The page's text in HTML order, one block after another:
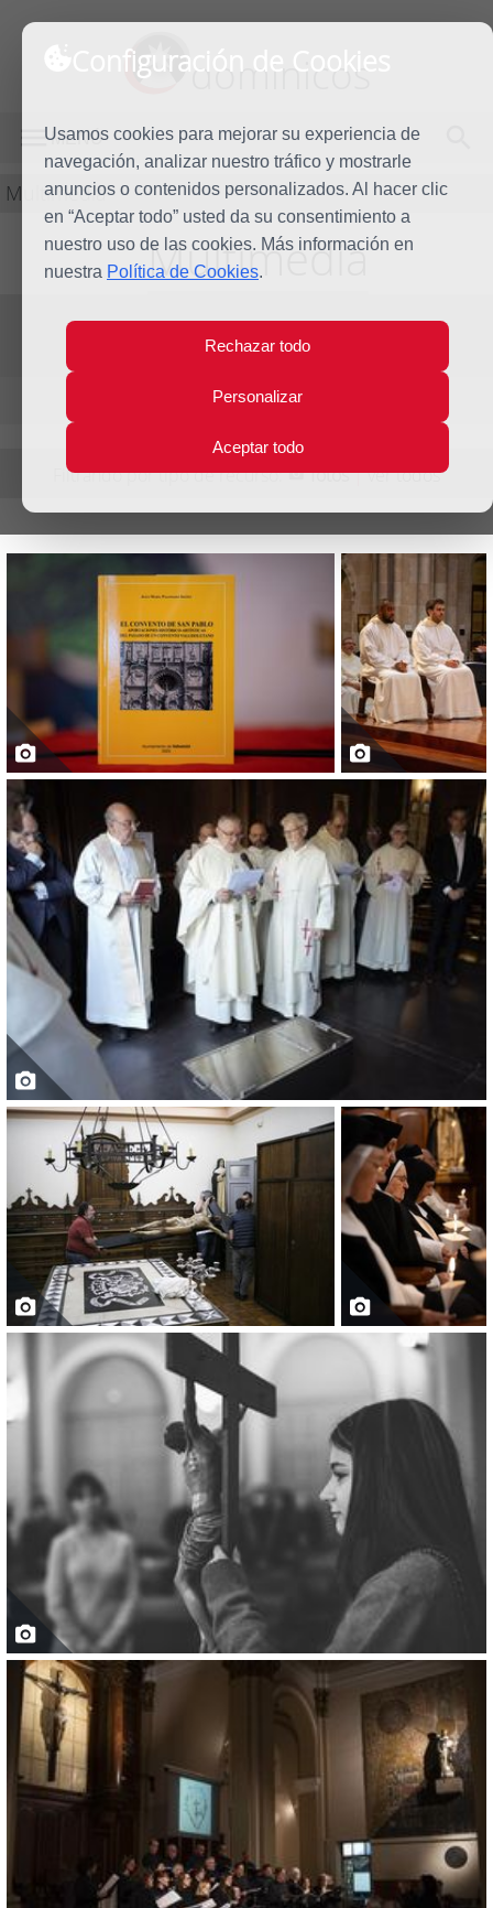
Configuración de Cookies
Usamos cookies para mejorar su experiencia de
navegación, analizar nuestro tráfico y mostrarle
anuncios o contenidos personalizados. Al hacer clic
en “Aceptar todo” usted da su consentimiento a
nuestro uso de las cookies. Más información en
nuestra Política de Cookies.
Rechazar todo
Personalizar
Aceptar todo
dominicos
MENÚ
Multimedia
Multimedia
Fotos
Elementos por página:10
Filtrando por tipo de recurso: fotos|ver todos